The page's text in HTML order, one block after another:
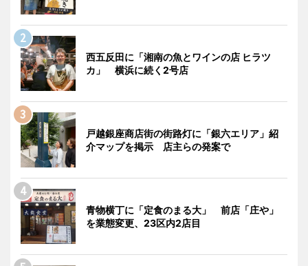
西五反田に「湘南の魚とワインの店 ヒラツ
カ」 横浜に続く2号店
戸越銀座商店街の街路灯に「銀六エリア」紹
介マップを掲示 店主らの発案で
青物横丁に「定食のまる大」 前店「庄や」
を業態変更、23区内2店目